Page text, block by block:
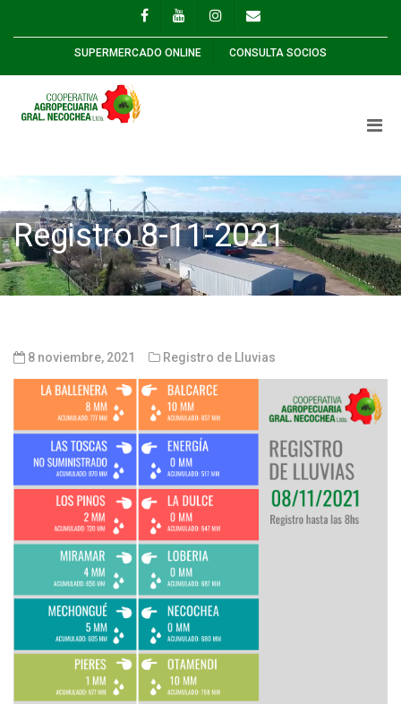
SUPERMERCADO ONLINE CONSULTA SOCIOS
Registro 8-11-2021
8 noviembre, 2021 Registro de Lluvias